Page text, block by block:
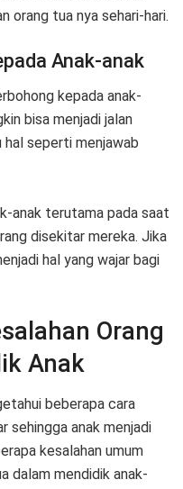
orang tua nya sehari-hari.
Anak-anak
kepada anak-
bisa menjadi jalan
seperti menjawab
anak terutama pada saat
disekitar mereka. Jika
hal yang wajar bagi
Orang
Anak
beberapa cara
sehingga anak menjadi
kesalahan umum
dalam mendidik anak-